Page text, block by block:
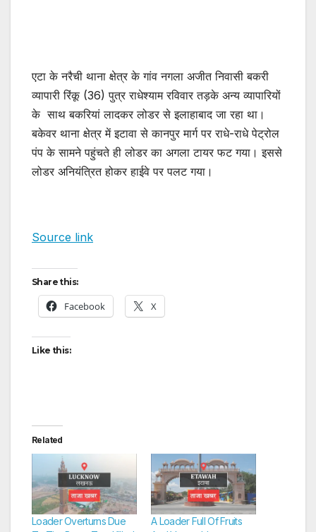
एटा के नरैची थाना क्षेत्र के गांव नगला अजीत निवासी बकरी
व्यापारी रिंकू (36) पुत्र राधेश्याम रविवार तड़के अन्य व्यापारियों
के साथ बकरियां लादकर लोडर से इलाहाबाद जा रहा था।
बकेवर थाना क्षेत्र में इटावा से कानपुर मार्ग पर राधे-राधे पेट्रोल
पंप के सामने पहुंचते ही लोडर का अगला टायर फट गया। इससे
लोडर अनियंत्रित होकर हाईवे पर पलट गया।
Source link
Share this:
Facebook X
Like this:
Related
Loader Overturns Due
A Loader Full Of Fruits